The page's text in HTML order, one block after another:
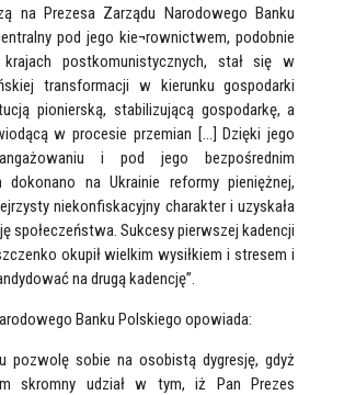
na Prezesa Zarządu Narodowego Banku
pod jego kie¬rownictwem, podobnie
postkomunistycznych, stał się w
transformacji w kierunku gospodarki
pionierską, stabilizującą gospodarkę, a
w procesie przemian […] Dzięki jego
i pod jego bezpośrednim
dokonano na Ukrainie reformy pieniężnej,
niekonfiskacyjny charakter i uzyskała
społeczeństwa. Sukcesy pierwszej kadencji
okupił wielkim wysiłkiem i stresem i
na drugą kadencję”.
Banku Polskiego opowiada:
pozwolę sobie na osobistą dygresję, gdyż
skromny udział w tym, iż Pan Prezes